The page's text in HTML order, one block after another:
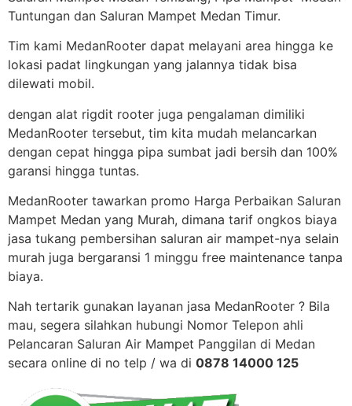
Tuntungan dan Saluran Mampet Medan Timur.
Tim kami MedanRooter dapat melayani area hingga ke
lokasi padat lingkungan yang jalannya tidak bisa
dilewati mobil.
dengan alat rigdit rooter juga pengalaman dimiliki
MedanRooter tersebut, tim kita mudah melancarkan
dengan cepat hingga pipa sumbat jadi bersih dan 100%
garansi hingga tuntas.
MedanRooter tawarkan promo Harga Perbaikan Saluran
Mampet Medan yang Murah, dimana tarif ongkos biaya
jasa tukang pembersihan saluran air mampet-nya selain
murah juga bergaransi 1 minggu free maintenance tanpa
biaya.
Nah tertarik gunakan layanan jasa MedanRooter ? Bila
mau, segera silahkan hubungi Nomor Telepon ahli
Pelancaran Saluran Air Mampet Panggilan di Medan
secara online di no telp / wa di 0878 14000 125